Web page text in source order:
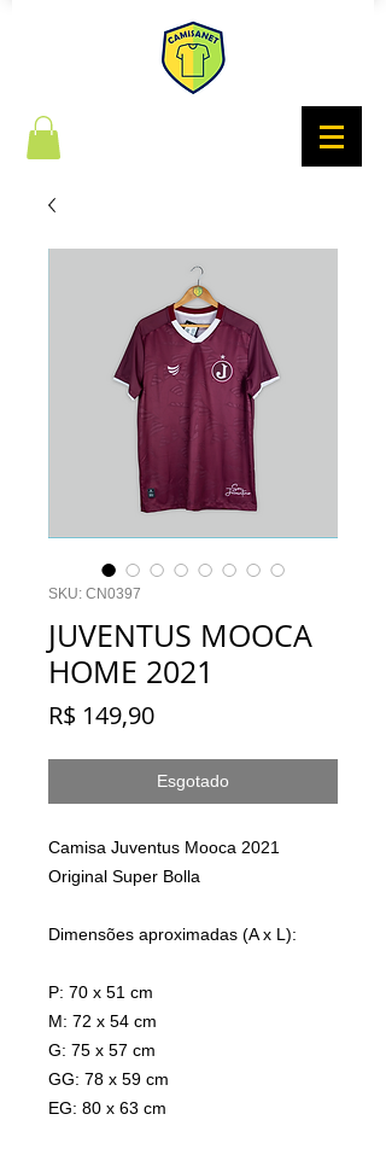
SKU: CN0397
JUVENTUS MOOCA
HOME 2021
R$ 149,90Preço
Esgotado
Camisa Juventus Mooca 2021
Original Super Bolla
Dimensões aproximadas (A x L):
P: 70 x 51 cm
M: 72 x 54 cm
G: 75 x 57 cm
GG: 78 x 59 cm
EG: 80 x 63 cm